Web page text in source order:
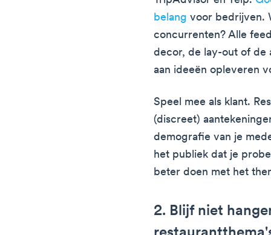
belang voor bedrijven.
concurrenten? Alle
decor, de lay-out of de
aan ideeën opleveren
Speel mee als klant.
(discreet)
demografie van je
het publiek dat je
beter doen met het
2. Blijf niet